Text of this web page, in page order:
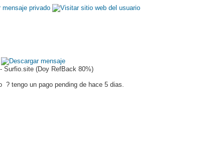
Surfio.site (Doy RefBack 80%)
? tengo un pago pending de hace 5 dias.